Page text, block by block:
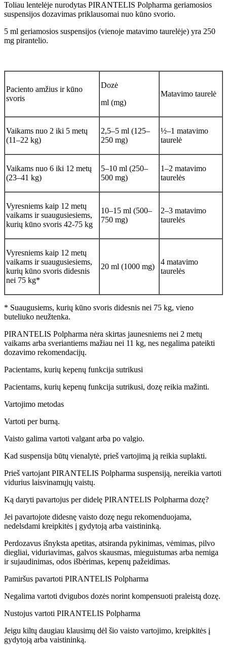
Toliau lentelėje nurodytas PIRANTELIS Polpharma geriamosios
suspensijos dozavimas priklausomai nuo kūno svorio.
5 ml geriamosios suspensijos (vienoje matavimo taurelėje) yra 250
mg pirantelio.
Paciento amžius ir kūno
svoris
Dozė
ml (mg)
Matavimo taurelė
Vaikams nuo 2 iki 5 metų
(11–22 kg)
2,5–5 ml (125–
250 mg)
½–1 matavimo
taurelė
Vaikams nuo 6 iki 12 metų
(23–41 kg)
5–10 ml (250–
500 mg)
1–2 matavimo
taurelės
Vyresniems kaip 12 metų
vaikams ir suaugusiesiems,
kurių kūno svoris 42‑75 kg
10–15 ml (500–
750 mg)
2–3 matavimo
taurelės
Vyresniems kaip 12 metų
vaikams ir suaugusiesiems,
kurių kūno svoris didesnis
nei 75 kg*
20 ml (1000 mg)
4 matavimo
taurelės
* Suaugusiems, kurių kūno svoris didesnis nei 75 kg, vieno
buteliuko neužtenka.
PIRANTELIS Polpharma nėra skirtas jaunesniems nei 2 metų
vaikams arba sveriantiems mažiau nei 11 kg, nes negalima pateikti
dozavimo rekomendacijų.
Pacientams, kurių kepenų funkcija sutrikusi
Pacientams, kurių kepenų funkcija sutrikusi, dozę reikia mažinti.
Vartojimo metodas
Vartoti per burną.
Vaisto galima vartoti valgant arba po valgio.
Kad suspensija būtų vienalytė, prieš vartojimą ją reikia suplakti.
Prieš vartojant PIRANTELIS Polpharma suspensiją, nereikia vartoti
vidurius laisvinamųjų vaistų.
Ką daryti pavartojus per didelę PIRANTELIS Polpharma dozę?
Jei pavartojote didesnę vaisto dozę negu rekomenduojama,
nedelsdami kreipkitės į gydytoją arba vaistininką.
Perdozavus išnyksta apetitas, atsiranda pykinimas, vėmimas, pilvo
diegliai, viduriavimas, galvos skausmas, mieguistumas arba nemiga
ir sujaudinimas, odos išbėrimas, kepenų pažeidimas.
Pamiršus pavartoti PIRANTELIS Polpharma
Negalima vartoti dvigubos dozės norint kompensuoti praleistą dozę.
Nustojus vartoti PIRANTELIS Polpharma
Jeigu kiltų daugiau klausimų dėl šio vaisto vartojimo, kreipkitės į
gydytoją arba vaistininką.